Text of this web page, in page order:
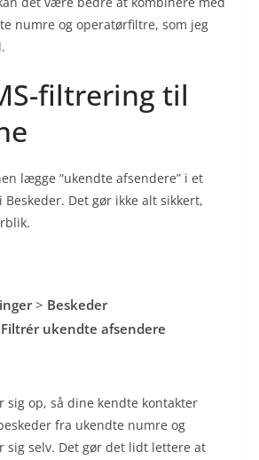
numre og operatørfiltre, som jeg
filtrering til
lægge “ukendte afsendere” i et
Det gør ikke alt sikkert,
> Beskeder
Filtrér ukendte afsendere
sig op, så dine kendte kontakter
fra ukendte numre og
sig selv. Det gør det lidt lettere at